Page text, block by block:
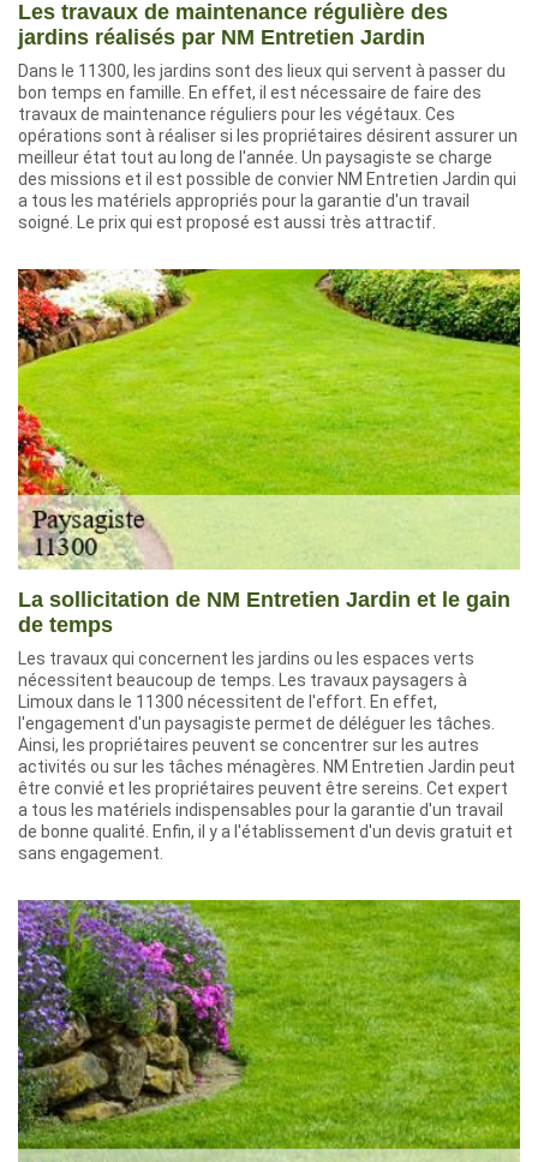
Les travaux de maintenance régulière des
jardins réalisés par NM Entretien Jardin
Dans le 11300, les jardins sont des lieux qui servent à passer du
bon temps en famille. En effet, il est nécessaire de faire des
travaux de maintenance réguliers pour les végétaux. Ces
opérations sont à réaliser si les propriétaires désirent assurer un
meilleur état tout au long de l'année. Un paysagiste se charge
des missions et il est possible de convier NM Entretien Jardin qui
a tous les matériels appropriés pour la garantie d'un travail
soigné. Le prix qui est proposé est aussi très attractif.
La sollicitation de NM Entretien Jardin et le gain
de temps
Les travaux qui concernent les jardins ou les espaces verts
nécessitent beaucoup de temps. Les travaux paysagers à
Limoux dans le 11300 nécessitent de l'effort. En effet,
l'engagement d'un paysagiste permet de déléguer les tâches.
Ainsi, les propriétaires peuvent se concentrer sur les autres
activités ou sur les tâches ménagères. NM Entretien Jardin peut
être convié et les propriétaires peuvent être sereins. Cet expert
a tous les matériels indispensables pour la garantie d'un travail
de bonne qualité. Enfin, il y a l'établissement d'un devis gratuit et
sans engagement.